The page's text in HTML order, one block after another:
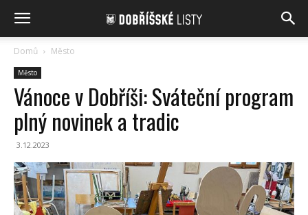
Domů Město
Město
Vánoce v Dobříši: Sváteční program
plný novinek a tradic
3.12.2023